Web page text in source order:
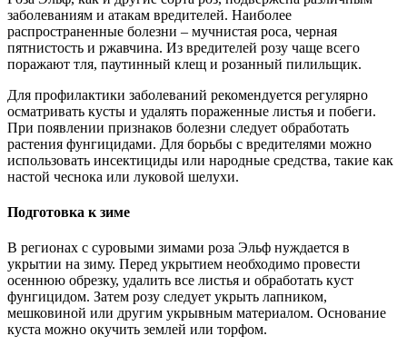
заболеваниям и атакам вредителей. Наиболее
распространенные болезни – мучнистая роса, черная
пятнистость и ржавчина. Из вредителей розу чаще всего
поражают тля, паутинный клещ и розанный пилильщик.
Для профилактики заболеваний рекомендуется регулярно
осматривать кусты и удалять пораженные листья и побеги.
При появлении признаков болезни следует обработать
растения фунгицидами. Для борьбы с вредителями можно
использовать инсектициды или народные средства, такие как
настой чеснока или луковой шелухи.
Подготовка к зиме
В регионах с суровыми зимами роза Эльф нуждается в
укрытии на зиму. Перед укрытием необходимо провести
осеннюю обрезку, удалить все листья и обработать куст
фунгицидом. Затем розу следует укрыть лапником,
мешковиной или другим укрывным материалом. Основание
куста можно окучить землей или торфом.